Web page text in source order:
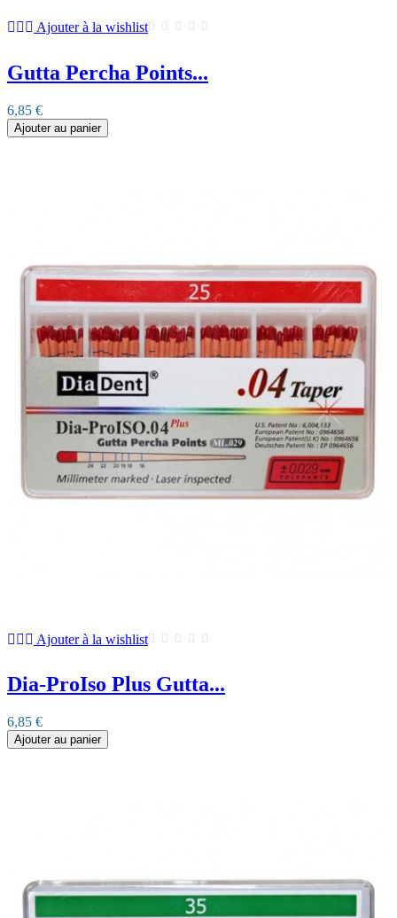
Ajouter à la wishlist
Gutta Percha Points...
6,85 €
Ajouter au panier
Ajouter à la wishlist
Dia-ProIso Plus Gutta...
6,85 €
Ajouter au panier